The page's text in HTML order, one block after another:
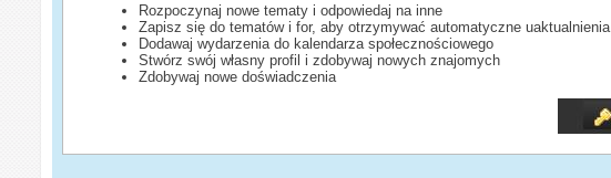
Rozpoczynaj nowe tematy i odpowiedaj na inne
Zapisz się do tematów i for, aby otrzymywać automatyczne uaktualnienia
Dodawaj wydarzenia do kalendarza społecznościowego
Stwórz swój własny profil i zdobywaj nowych znajomych
Zdobywaj nowe doświadczenia